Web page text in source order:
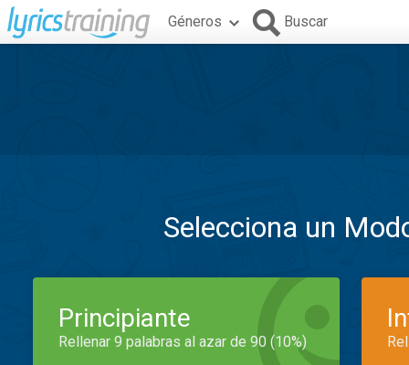
Géneros Buscar
Selecciona un
Principiante
Rellenar 9 palabras al azar de 90 (10%)